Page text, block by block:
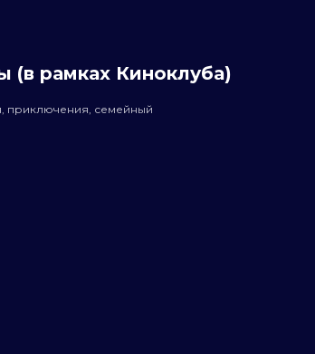
(в рамках Киноклуба)
приключения, семейный